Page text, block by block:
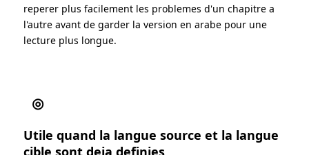
reperer plus facilement les problemes d'un chapitre a
l'autre avant de garder la version en arabe pour une
lecture plus longue.
◎
Utile quand la langue source et la langue
cible sont deja definies